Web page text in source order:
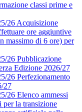
classi prime e
26 Acquisizione
ore aggiuntive
massimo di 6 ore) per
26 Pubblicazione
Edizione 2026/27
26 Perfezionamento
27
26 Elenco ammessi
la transizione